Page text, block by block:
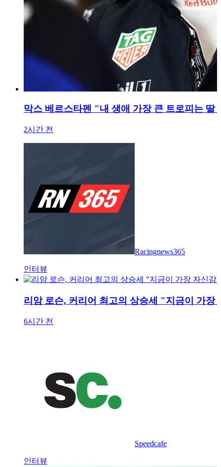
막스 베르스타펜 "내 생애 가장 큰 트로피는 딸
2시간 전
Racingnews365
인터뷰
리암 로슨, 커리어 최고의 상승세 "지금이 가장
6시간 전
Speedcafe
인터뷰